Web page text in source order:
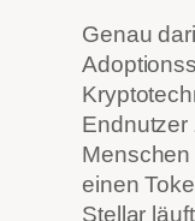
Genau
Endnutzer
einen
Stellar